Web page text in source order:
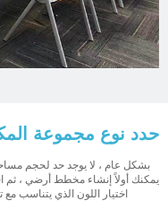
حدد نوع مجموعة
بشكل عام ، لا يوجد حد لحجم مساحة
يمكنك أولاً إنشاء مخطط أرضي ، ثم
اختيار اللون الذي يتناسب